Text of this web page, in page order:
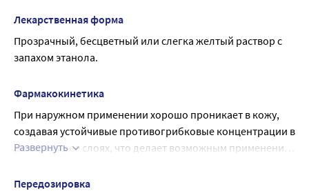
отношении дрожжевых грибов препарат проявляет
фунгицидную или фунгистатическую активность в
зависимости от штамма микроорганизма. Обладает
грамположительных и грамотрицательных
микроорганизмов, которые могут вызвать вторичные
бактериальные инфекции. Обладает
противовоспалительным действием, которое
Лекарственная форма
Прозрачный, бесцветный или слегка желтый раствор с
запахом этанола.
Фармакокинетика
При наружном применении хорошо проникает в кожу,
создавая устойчивые противогрибковые концентрации в
различных ее слоях, что делает возможным применение
Развернуть
Передозировка